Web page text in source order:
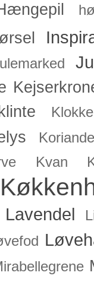
klinte
Kvan
Lavendel